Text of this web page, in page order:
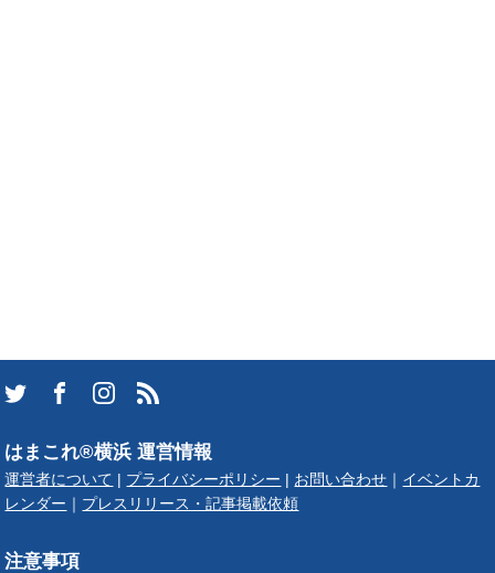
はまこれ®横浜 運営情報
運営者について プライバシーポリシー お問い合わせ
イベントカ
レンダー
プレスリリース・記事掲載依頼
注意事項